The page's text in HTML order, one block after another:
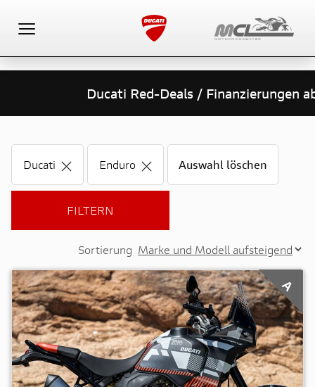
Ducati Red-Deals / Finanzierungen ab
Ducati Enduro Auswahl löschen
FILTERN
Sortierung
A